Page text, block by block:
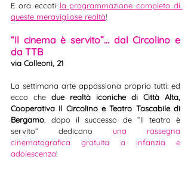
E ora eccoti la programmazione completa di
queste meravigliose realtà!
“Il cinema è servito”… dal Circolino e
da TTB
via Colleoni, 21
La settimana arte appassiona proprio tutti: ed
ecco che due realtà iconiche di Città Alta,
Cooperativa Il Circolino e Teatro Tascabile di
Bergamo , dopo il successo de “Il teatro è
servito” dedicano una rassegna
cinematografica gratuita a infanzia e
adolescenza!